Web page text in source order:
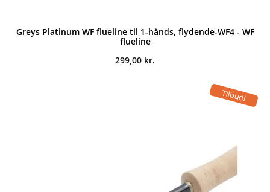
Greys Platinum WF flueline til 1-hånds, flydende-WF4 - WF
flueline
299,00 kr.
Tilbud!